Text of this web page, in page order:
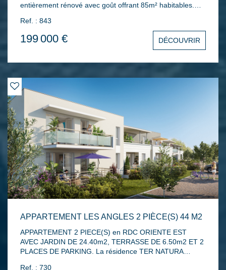
entièrement rénové avec goût offrant 85m² habitables.
copropriété, il comprend un hall d'entrée, un séjour
lumineux ouvrant sur une terrasse de 8m², une cuisine
semi-ouverte intégrée et équipée, trois chambres, une
salle de bains, une buanderie, un WC indépendant.
Rénovation complète en 2017 avec porte blindée, double
garage fermé complètent l'ensemble...Chauffage compris
dans les charges de copropriété.
Ref. : 843
199 000 € DÉCOUVRIR
APPARTEMENT LES ANGLES 2 PIÈCE(S) 44 M2
APPARTEMENT 2 PIECE(S) en RDC ORIENTE EST
AVEC JARDIN DE 24.40m2, TERRASSE DE 6.50m2 ET 2
PLACES DE PARKING. La résidence TER NATURA
Ref. : 730